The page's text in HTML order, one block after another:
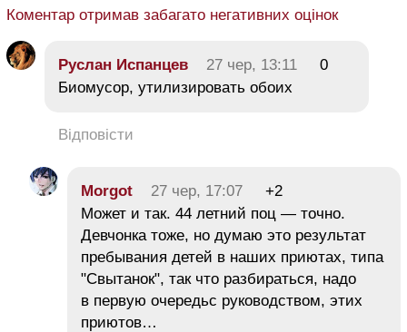
Коментар отримав забагато негативних оцінок
Руслан Испанцев 27 чер, 13:11
0
Биомусор, утилизировать обоих
Відповісти
Morgot 27 чер, 17:07
+2
Может и так. 44 летний поц — точно.
Девчонка тоже, но думаю это результат
пребывания детей в наших приютах, типа
"Свытанок", так что разбираться, надо
в первую очередьс руководством, этих
приютов…